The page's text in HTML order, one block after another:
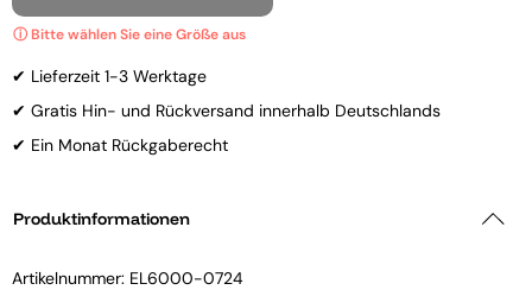
✔ Lieferzeit 1-3 Werktage
✔ Gratis Hin- und Rückversand innerhalb Deutschlands
✔ Ein Monat Rückgaberecht
Produktinformationen
Artikelnummer: EL6000-0724